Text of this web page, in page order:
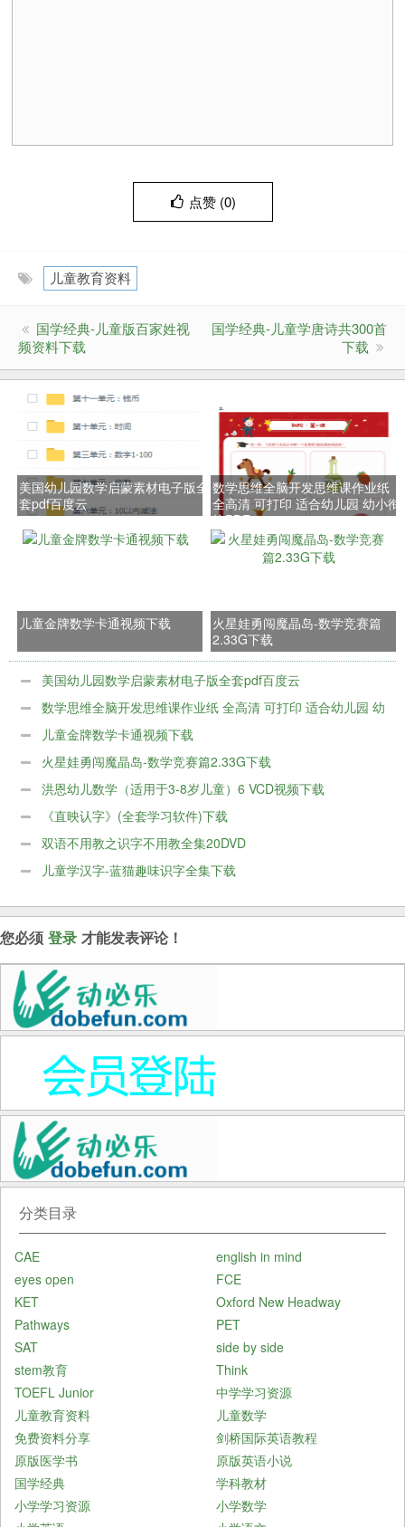
点赞 (0)
儿童教育资料
国学经典-儿童版百家姓视
频资料下载
国学经典-儿童学唐诗共300首
下载
美国幼儿园数学启蒙素材电子版全
套pdf百度云
数学思维全脑开发思维课作业纸
全高清 可打印 适合幼儿园 幼小衔
接PDF
儿童金牌数学卡通视频下载
火星娃勇闯魔晶岛-数学竞赛篇
2.33G下载
美国幼儿园数学启蒙素材电子版全套pdf百度云
数学思维全脑开发思维课作业纸 全高清 可打印 适合幼儿园 幼
小衔接PDF
儿童金牌数学卡通视频下载
火星娃勇闯魔晶岛-数学竞赛篇2.33G下载
洪恩幼儿数学（适用于3-8岁儿童）6 VCD视频下载
《直映认字》(全套学习软件)下载
双语不用教之识字不用教全集20DVD
儿童学汉字-蓝猫趣味识字全集下载
您必须 登录 才能发表评论！
分类目录
CAE
english in mind
eyes open
FCE
KET
Oxford New Headway
Pathways
PET
SAT
side by side
stem教育
Think
TOEFL Junior
中学学习资源
儿童教育资料
儿童数学
免费资料分享
剑桥国际英语教程
原版医学书
原版英语小说
国学经典
学科教材
小学学习资源
小学数学